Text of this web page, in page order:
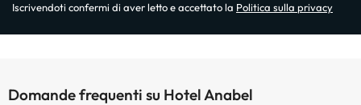
Iscrivendoti confermi di aver letto e accettato la Politica sulla privacy
Domande frequenti su Hotel Anabel